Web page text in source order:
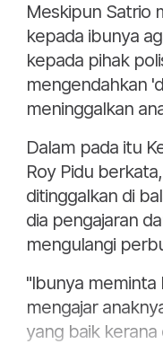
Meskipun Satrio
kepada ibunya
kepada pihak
mengendahkan
meninggalkan
Dalam pada itu
Roy Pidu
ditinggalkan di
dia pengajaran
mengulangi
"Ibunya meminta
mengajar
yang baik